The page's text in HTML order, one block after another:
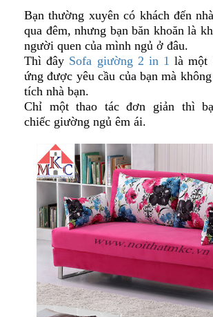
Bạn thường xuyên có khách đến
qua đêm, nhưng bạn băn khoăn là
người quen của mình ngủ ở đâu.
Thì đây Sofa giường 2 in 1là một
ứng được yêu cầu của bạn mà
tích nhà bạn.
Chỉ một thao tác đơn giản thì
chiếc giường ngủ êm ái.